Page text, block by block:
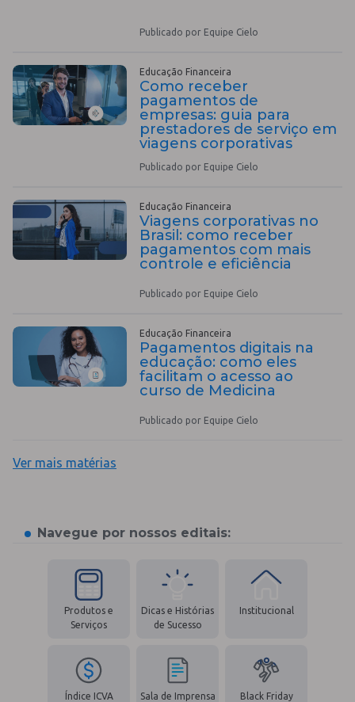
Publicado por Equipe Cielo
Educação Financeira
Como receber
pagamentos de
empresas: guia para
prestadores de serviço em
viagens corporativas
Publicado por Equipe Cielo
Educação Financeira
Viagens corporativas no
Brasil: como receber
pagamentos com mais
controle e eficiência
Publicado por Equipe Cielo
Educação Financeira
Pagamentos digitais na
educação: como eles
facilitam o acesso ao
curso de Medicina
Publicado por Equipe Cielo
Ver mais matérias
Navegue por nossos editais:
Produtos e
Serviços
Dicas e Histórias
de Sucesso
Institucional
Índice ICVA Sala de Imprensa Black Friday